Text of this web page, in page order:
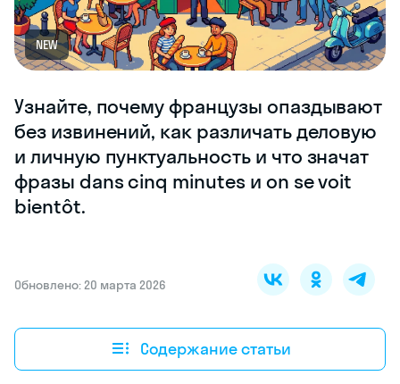
NEW
Узнайте, почему французы опаздывают
без извинений, как различать деловую
и личную пунктуальность и что значат
фразы dans cinq minutes и on se voit
bientôt.
Обновлено: 20 марта 2026
Содержание статьи